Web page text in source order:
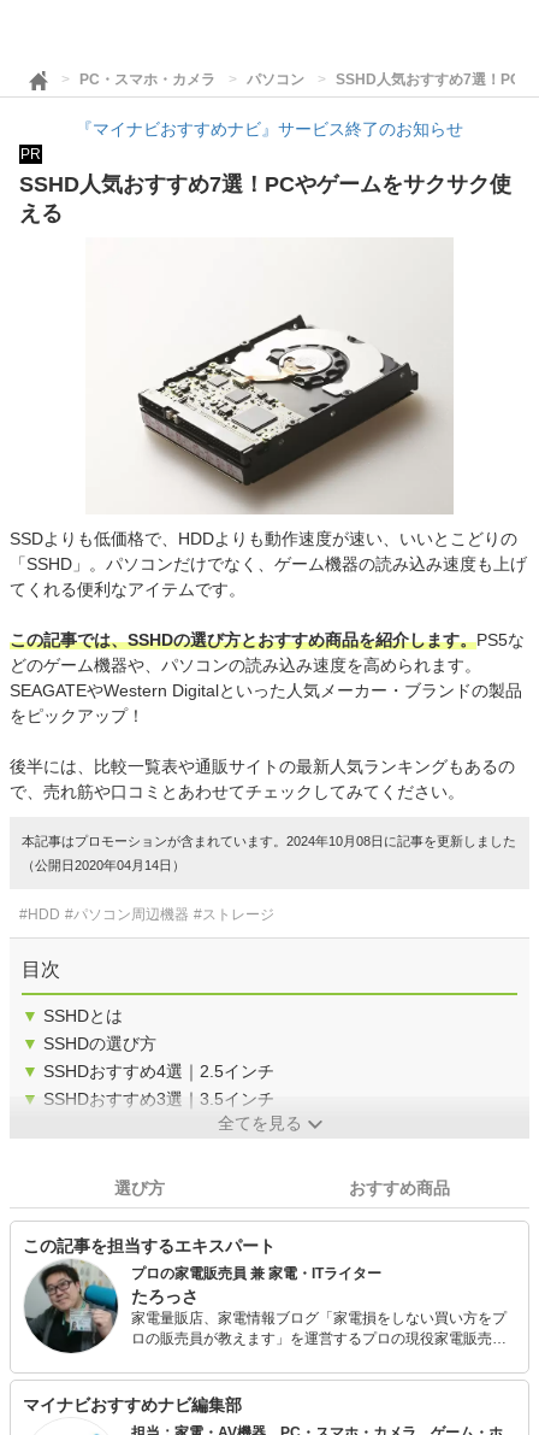
PC・スマホ・カメラ パソコン SSHD人気おすすめ7選！PC
『マイナビおすすめナビ』サービス終了のお知らせ
PR
SSHD人気おすすめ7選！PCやゲームをサクサク使
える
SSDよりも低価格で、HDDよりも動作速度が速い、いいとこどりの
「SSHD」。パソコンだけでなく、ゲーム機器の読み込み速度も上げ
てくれる便利なアイテムです。
この記事では、SSHDの選び方とおすすめ商品を紹介します。PS5な
どのゲーム機器や、パソコンの読み込み速度を高められます。
SEAGATEやWestern Digitalといった人気メーカー・ブランドの製品
をピックアップ！
後半には、比較一覧表や通販サイトの最新人気ランキングもあるの
で、売れ筋や口コミとあわせてチェックしてみてください。
本記事はプロモーションが含まれています。2024年10月08日に記事を更新しました
（公開日2020年04月14日）
#HDD #パソコン周辺機器 #ストレージ
目次
▼ SSHDとは
▼ SSHDの選び方
▼ SSHDおすすめ4選｜2.5インチ
▼ SSHDおすすめ3選｜3.5インチ
全てを見る
選び方 おすすめ商品
この記事を担当するエキスパート
プロの家電販売員 兼 家電・ITライター
たろっさ
家電量販店、家電情報ブログ「家電損をしない買い方をプ
ロの販売員が教えます」を運営するプロの現役家電販売
ルバイトを経てそのまま家電量販店の道へと進んで15年
弱。 個人で年間2億円を売り上げ、数々の法人内コンテス
ト等で表彰された経験を持っています。 家電アドバイザー
マイナビおすすめナビ編集部